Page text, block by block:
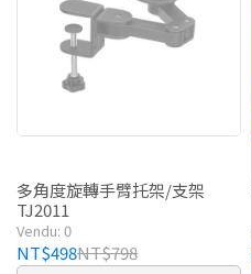
多角度旋轉手臂托架/支架
TJ2011
Vendu: 0
NT$498NT$798